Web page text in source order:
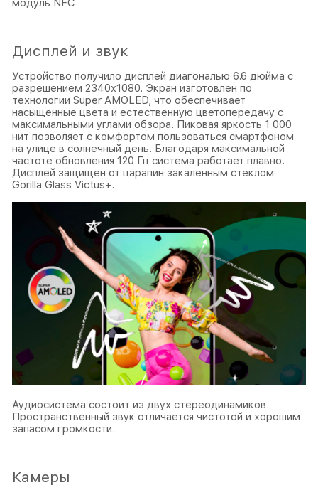
Дисплей и звук
Устройство получило дисплей диагональю 6.6 дюйма с
разрешением 2340x1080. Экран изготовлен по
технологии Super AMOLED, что обеспечивает
насыщенные цвета и естественную цветопередачу с
максимальными углами обзора. Пиковая яркость 1 000
нит позволяет с комфортом пользоваться смартфоном
на улице в солнечный день. Благодаря максимальной
частоте обновления 120 Гц система работает плавно.
Дисплей защищен от царапин закаленным стеклом
Gorilla Glass Victus+.
Аудиосистема состоит из двух стереодинамиков.
Пространственный звук отличается чистотой и хорошим
запасом громкости.
Камеры